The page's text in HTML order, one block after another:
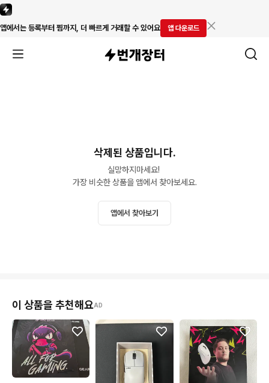
앱에서는 등록부터 찜까지, 더 빠르게 거래할 수 있어요 앱 다운로드
삭제된 상품입니다.
실망하지마세요!
가장 비슷한 상품을 앱에서 찾아보세요.
앱에서 찾아보기
이 상품을 추천해요AD